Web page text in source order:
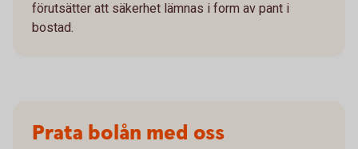
förutsätter att säkerhet lämnas i form av pant i
bostad.
Prata bolån med oss